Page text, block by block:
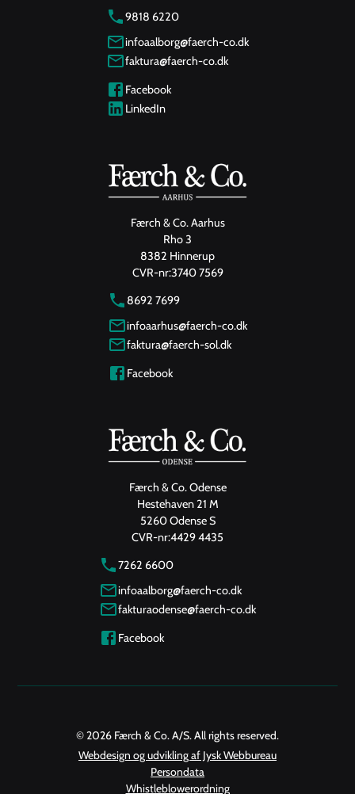
9818 6220
infoaalborg@faerch-co.dk
faktura@faerch-co.dk
Facebook
LinkedIn
Færch & Co. Aarhus
Rho 3
8382 Hinnerup
CVR-nr:3740 7569
8692 7699
infoaarhus@faerch-co.dk
faktura@faerch-sol.dk
Facebook
Færch & Co. Odense
Hestehaven 21 M
5260 Odense S
CVR-nr:4429 4435
7262 6600
infoaalborg@faerch-co.dk
fakturaodense@faerch-co.dk
Facebook
© 2026 Færch & Co. A/S. All rights reserved.
Webdesign og udvikling af Jysk Webbureau
Persondata
Whistleblowerordning